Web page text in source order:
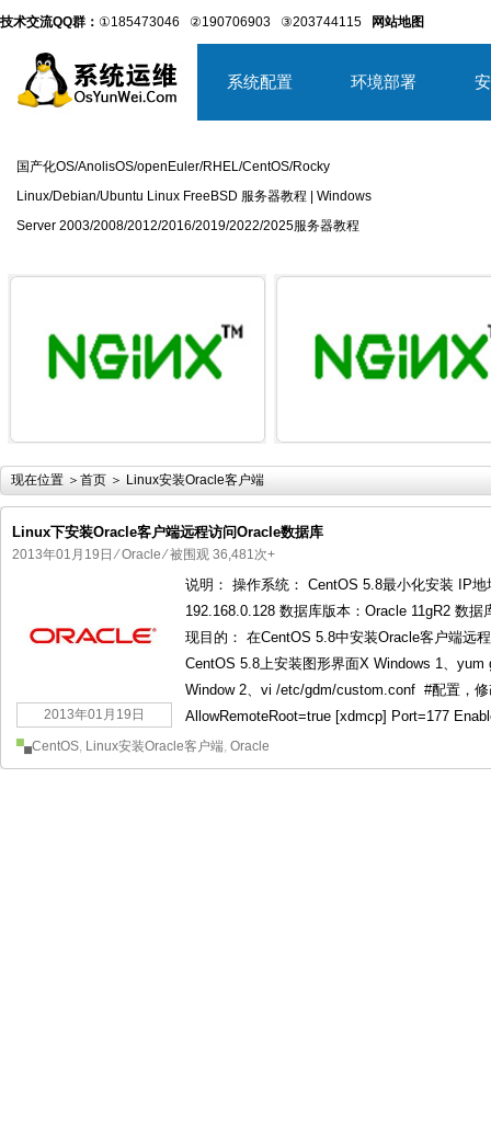
技术交流QQ群： ①185473046 ②190706903 ③203744115 网站地图
系统配置 环境部署
国产化OS/AnolisOS/openEuler/RHEL/CentOS/Rocky
Linux/Debian/Ubuntu Linux FreeBSD 服务器教程 | Windows
Server 2003/2008/2012/2016/2019/2022/2025服务器教程
现在位置 ＞ 首页 ＞ Linux安装Oracle客户端
Linux下安装Oracle客户端远程访问Oracle数据库
2013年01月19日 ⁄Oracle⁄ 被围观 36,481次+
2013年01月19日
说明： 操作系统： CentOS 5.8最小化安装 IP
192.168.0.128 数据库版本：Oracle 11gR2 数
现目的： 在CentOS 5.8中安装Oracle客户端远
CentOS 5.8上安装图形界面X Windows 1、
Window 2、vi /etc/gdm/custom.conf #配置，
AllowRemoteRoot=true [xdmcp] Port=177
CentOS, Linux安装Oracle客户端, Oracle